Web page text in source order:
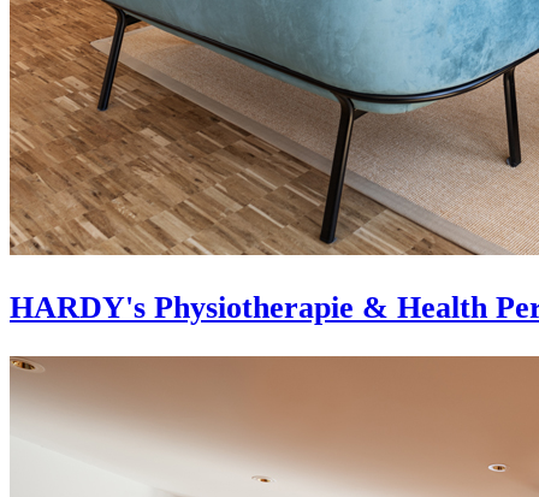
HARDY's Physiotherapie & Health